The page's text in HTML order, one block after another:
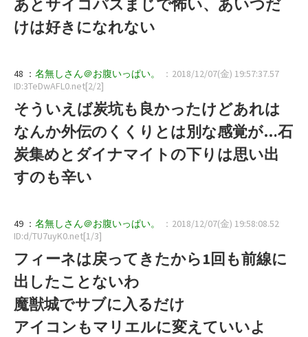
けは好きになれない
48 ： 名無しさん＠お腹いっぱい。
：2018/12/07(金) 19:57:37.57
ID:3TeDwAFL0.net[2/2]
そういえば炭坑も良かったけどあれは
なんか外伝のくくりとは別な感覚が…石
炭集めとダイナマイトの下りは思い出
すのも辛い
49 ： 名無しさん＠お腹いっぱい。
：2018/12/07(金) 19:58:08.52
ID:d/TU7uyK0.net[1/3]
フィーネは戻ってきたから1回も前線に
出したことないわ
魔獣城でサブに入るだけ
アイコンもマリエルに変えていいよ